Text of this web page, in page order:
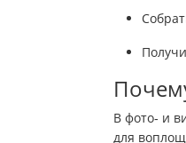
В фото‑ и
для